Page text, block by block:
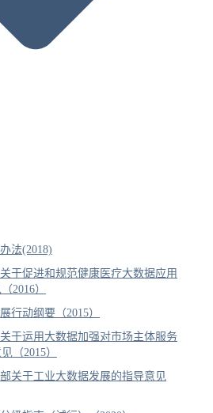
法(2018)
于促进和规范健康医疗大数据应用
2016）
行动纲要（2015）
于运用大数据加强对市场主体服务
（2015）
关于工业大数据发展的指导意见